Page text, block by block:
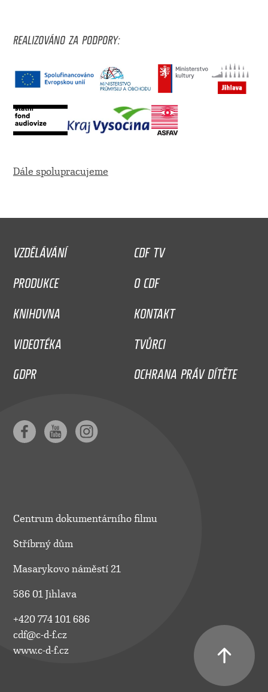
REALIZOVÁNO ZA PODPORY:
Dále spolupracujeme
VZDĚLÁVÁNÍ
CDF TV
PRODUKCE
O CDF
KNIHOVNA
KONTAKT
VIDEOTÉKA
TVŮRCI
GDPR
OCHRANA PRÁV DÍTĚTE
Centrum dokumentárního filmu
Stříbrný dům
Masarykovo náměstí 21
586 01 Jihlava
+420 774 101 686
cdf@c-d-f.cz
www.c-d-f.cz